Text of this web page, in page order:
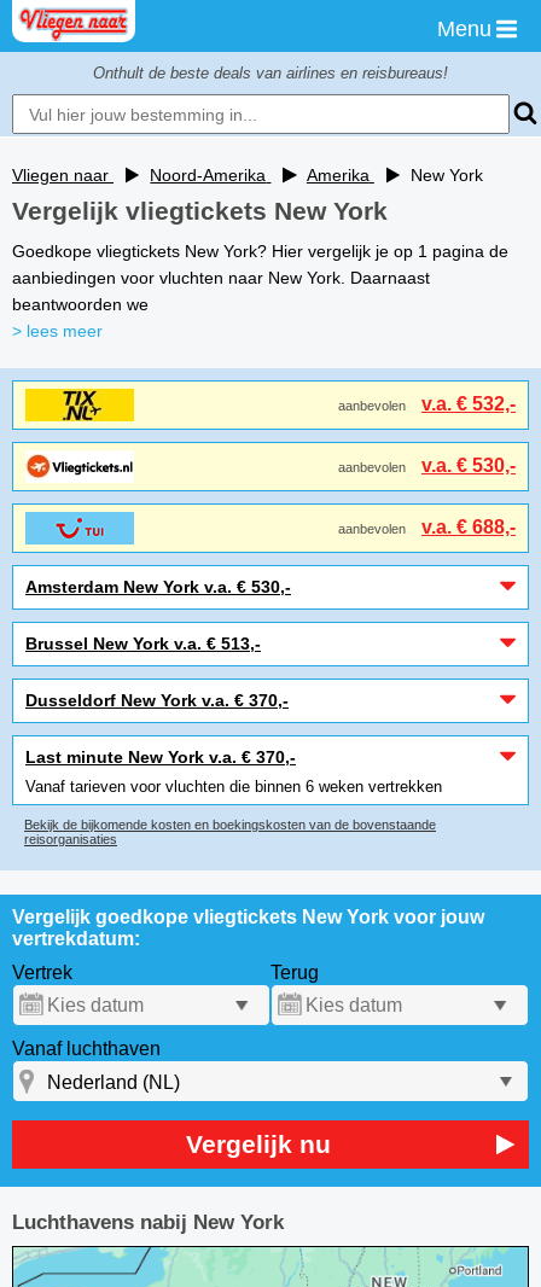
Menu
Onthult de beste deals van airlines en reisbureaus!
Vliegen naar Noord-Amerika Amerika New York
Vergelijk vliegtickets New York
Goedkope vliegtickets New York? Hier vergelijk je op 1 pagina de
aanbiedingen voor vluchten naar New York. Daarnaast
beantwoorden we
> lees meer
aanbevolen v.a. € 532,-
aanbevolen v.a. € 530,-
aanbevolen v.a. € 688,-
Amsterdam New York v.a. € 530,-
Brussel New York v.a. € 513,-
Dusseldorf New York v.a. € 370,-
Last minute New York v.a. € 370,-
Vanaf tarieven voor vluchten die binnen 6 weken vertrekken
Bekijk de bijkomende kosten en boekingskosten van de bovenstaande
reisorganisaties
Vergelijk goedkope vliegtickets New York voor jouw
vertrekdatum:
Vertrek
Terug
Vanaf luchthaven
Vergelijk nu
Luchthavens nabij New York